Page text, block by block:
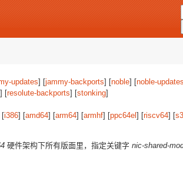
updates] [jammy-backports] [noble] [noble-updates
] [resolute-backports] [stonking]
[i386] [amd64] [arm64] [armhf] [ppc64el ] [riscv64] [
硬件架构下所有版面里，指定关键字 nic-shared-